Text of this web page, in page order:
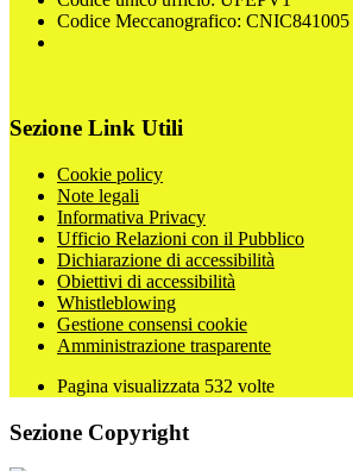
Codice Meccanografico: CNIC841005
Sezione Link Utili
Cookie policy
Note legali
Informativa Privacy
Ufficio Relazioni con il Pubblico
Dichiarazione di accessibilità
Obiettivi di accessibilità
Whistleblowing
Gestione consensi cookie
Amministrazione trasparente
Pagina visualizzata 532 volte
Sezione Copyright